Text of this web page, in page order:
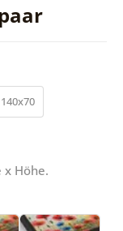
140x70
Höhe.